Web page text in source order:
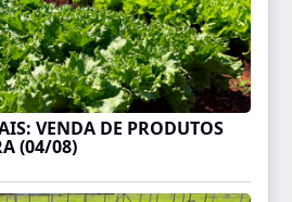
VENDA DE PRODUTOS
(04/08)